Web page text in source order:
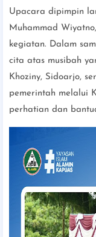
Upacara dipimpin
Muhammad
kegiatan. Dalam
cita atas musibah
Khoziny, Sidoarjo,
pemerintah melalui
perhatian dan